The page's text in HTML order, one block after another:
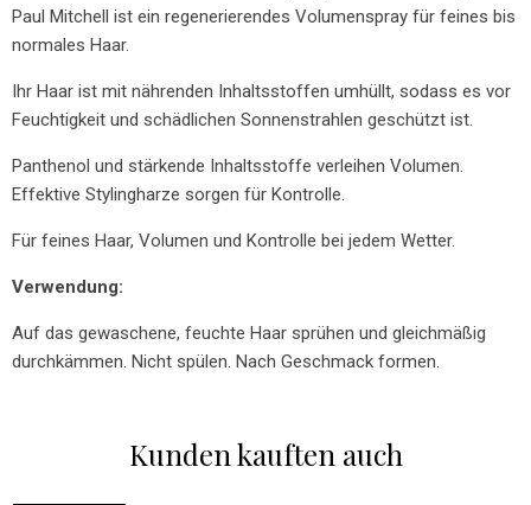
Paul Mitchell ist ein regenerierendes Volumenspray für feines bis
normales Haar.
Ihr Haar ist mit nährenden Inhaltsstoffen umhüllt, sodass es vor
Feuchtigkeit und schädlichen Sonnenstrahlen geschützt ist.
Panthenol und stärkende Inhaltsstoffe verleihen Volumen.
Effektive Stylingharze sorgen für Kontrolle.
Für feines Haar, Volumen und Kontrolle bei jedem Wetter.
Verwendung:
Auf das gewaschene, feuchte Haar sprühen und gleichmäßig
durchkämmen. Nicht spülen. Nach Geschmack formen.
Kunden kauften auch